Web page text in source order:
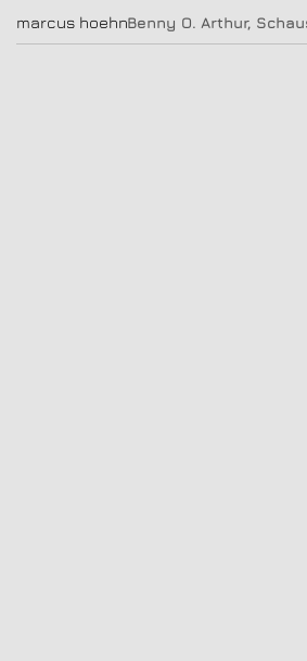
Benny O. Arthur,
marcus hoehn
|